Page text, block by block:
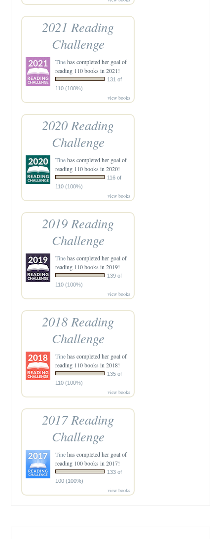
2021 Reading
Challenge
Tinehas completed her goal of
reading 110 books in 2021!
131 of
110 (100%)
view books
2020 Reading
Challenge
Tinehas completed her goal of
reading 110 books in 2020!
116 of
110 (100%)
view books
2019 Reading
Challenge
Tinehas completed her goal of
reading 110 books in 2019!
139 of
110 (100%)
view books
2018 Reading
Challenge
Tinehas completed her goal of
reading 110 books in 2018!
135 of
110 (100%)
view books
2017 Reading
Challenge
Tinehas completed her goal of
reading 100 books in 2017!
133 of
100 (100%)
view books